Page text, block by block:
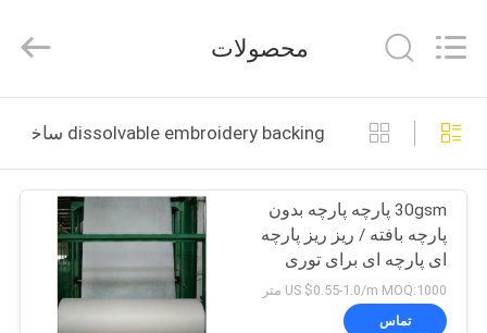
خونه
محصولات
درباره
Materials
Rights
محصولات
dissolvable embroidery backing ساخت آنلاین
30gsm پارچه پارچه بدون
پارچه بافته / ریز ریز پارچه
ای پارچه ای برای توری
توری پارچه
US $0.55-1.0/m MOQ:1000 متر
تماس